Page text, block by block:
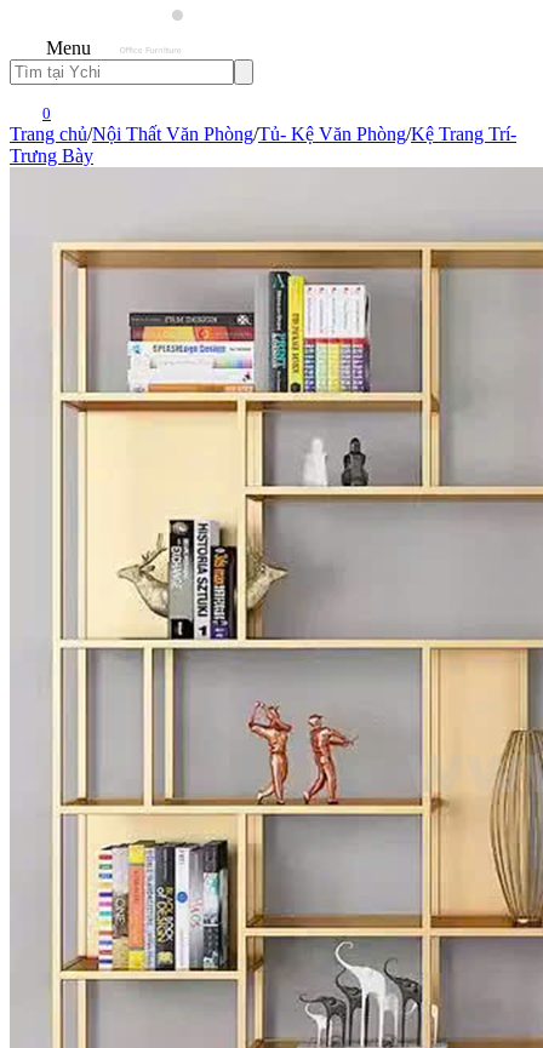
Menu
0
Trang chủ/Nội Thất Văn Phòng/Tủ- Kệ Văn Phòng/Kệ Trang Trí-
Trưng Bày